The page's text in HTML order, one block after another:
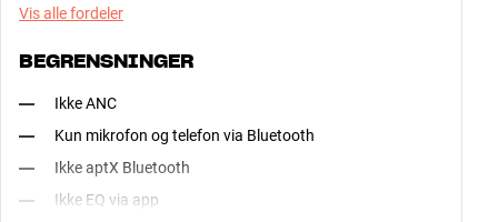
Vis alle fordeler
BEGRENSNINGER
Ikke ANC
Kun mikrofon og telefon via Bluetooth
Ikke aptX Bluetooth
Ikke EQ via app